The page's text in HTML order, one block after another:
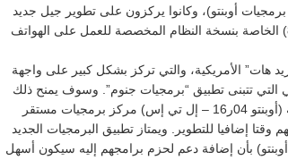
أوبنتو)، وكانوا يركزون على تطوير جيل جديد
من متاجر التطبيقات الخاص بواجهة النظام (يونيتي 8) الخاصة بنسخة النظام المخصصة للعمل على الهواتف
هات” الأمريكية، والتي تركز بشكل كبير على واجهة
التي تتبنى تطبيق “برمجيات جنوم”. وسوف يمنح ذلك
سطح مكتب (يونيتي 7) التقليدي على إصدارة توزيعة (أوبنتو 04ر16 – إل تي إس) مركز برمجيات مستقر
إضافيا للتطوير. ويمتاز تطبيق البرمجيات الجديد
بأن إضافة دعم لحزم برامجهم إليه سيكون أسهل